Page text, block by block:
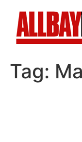
Tag: